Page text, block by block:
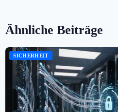
Ähnliche Beiträge
SICHERHEIT